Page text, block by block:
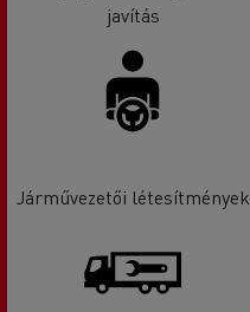
javítás
Járművezetői létesítmények